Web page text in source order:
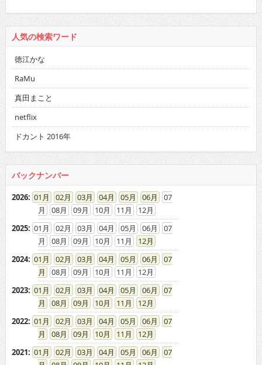
真田まこと
ドカント 2016年
バックナンバー
2026: 01 02 03 04 05 06
07
08
2025
01 02 03 04 05
07
08
01 02 03 04 05 06
07
08
09 10 11
12
01 02 03 04 05 06
07
08
09 10 11
12
01 02 03 04 05 06
07
08
09 10 11
12
01 02 03 04 05 06
07
08
09 10 11
12
01 02 03 04 05 06
07
08
09 10 11
12
01 02 03 04 05 06
07
08
09 10 11
12